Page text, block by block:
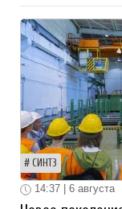
СИНТЗ
14:37 | 6 августа